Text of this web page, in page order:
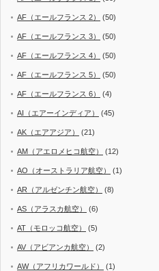
AF（エールフランス 2） (50)
AF（エールフランス 3） (50)
AF（エールフランス 4） (50)
AF（エールフランス 5） (50)
AF（エールフランス 6） (4)
AI（エアーインディア） (45)
AK（エアアジア） (21)
AM（アエロメヒコ航空） (12)
AO（オーストラリア航空） (1)
AR（アルゼンチン航空） (8)
AS（アラスカ航空） (6)
AT（モロッコ航空） (5)
AV（アビアンカ航空） (2)
AW（アフリカワールド） (1)